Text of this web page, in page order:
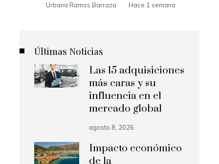
Urbana Ramos Barraza Hace 1 semana
Últimas Noticias
Las 15 adquisiciones
más caras y su
influencia en el
mercado global
agosto 8, 2026
Impacto económico
de la